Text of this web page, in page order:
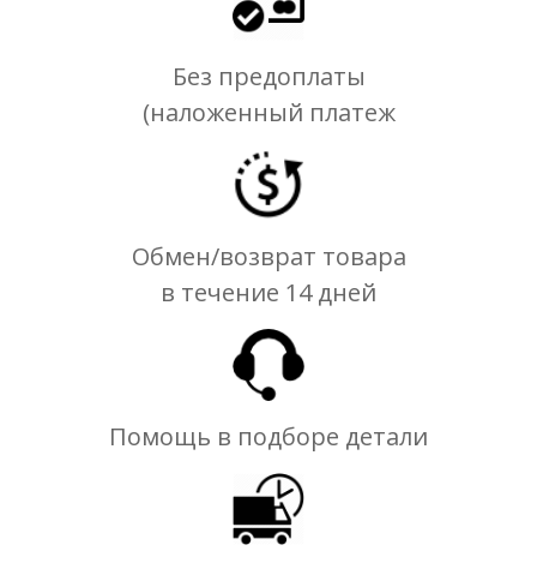
Без предоплаты
(наложенный платеж
Обмен/возврат товара
в течение 14 дней
Помощь в подборе детали